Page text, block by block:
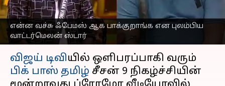
என்ன வச்சு ஃபேமஸ் ஆக பாக்குறாங்க என புலம்பிய
வாட்டர்மெலன் ஸ்டார்
எழுதியவர் Sekar Chinnappan Oct 26, 2025
செய்தி முன்னோட்டம்
விஜய் டிவியில் ஒளிபரப்பாகி வரும்
பிக் பாஸ் தமிழ் சீசன் 9 நிகழ்ச்சியின்